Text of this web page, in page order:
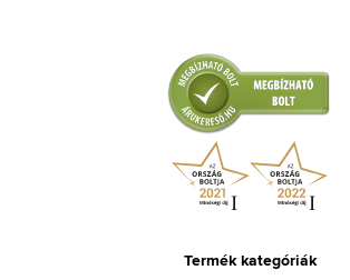
Termék kategóriák